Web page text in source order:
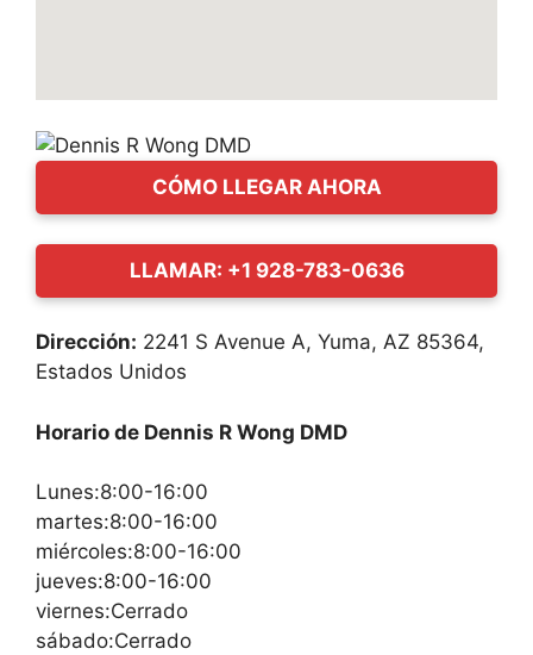
CÓMO LLEGAR AHORA
LLAMAR: +1 928-783-0636
Dirección: 2241 S Avenue A, Yuma, AZ 85364,
Estados Unidos
Horario de Dennis R Wong DMD
Lunes:8:00-16:00
martes:8:00-16:00
miércoles:8:00-16:00
jueves:8:00-16:00
viernes:Cerrado
sábado:Cerrado